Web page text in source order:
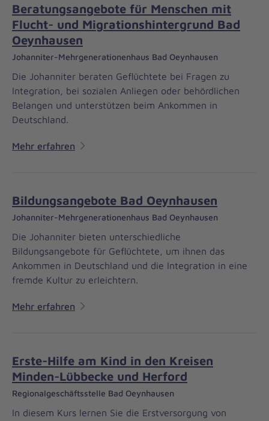
Beratungsangebote für Menschen mit
Flucht- und Migrationshintergrund Bad
Oeynhausen
Johanniter-Mehrgenerationenhaus Bad Oeynhausen
Die Johanniter beraten Geflüchtete bei Fragen zu
Integration, bei sozialen Anliegen oder behördlichen
Belangen und unterstützen beim Ankommen in
Deutschland.
Mehr erfahren
Bildungsangebote Bad Oeynhausen
Johanniter-Mehrgenerationenhaus Bad Oeynhausen
Die Johanniter bieten unterschiedliche
Bildungsangebote für Geflüchtete, um ihnen das
Ankommen in Deutschland und die Integration in eine
fremde Kultur zu erleichtern.
Mehr erfahren
Erste-Hilfe am Kind in den Kreisen
Minden-Lübbecke und Herford
Regionalgeschäftsstelle Bad Oeynhausen
In diesem Kurs lernen Sie die Erstversorgung von